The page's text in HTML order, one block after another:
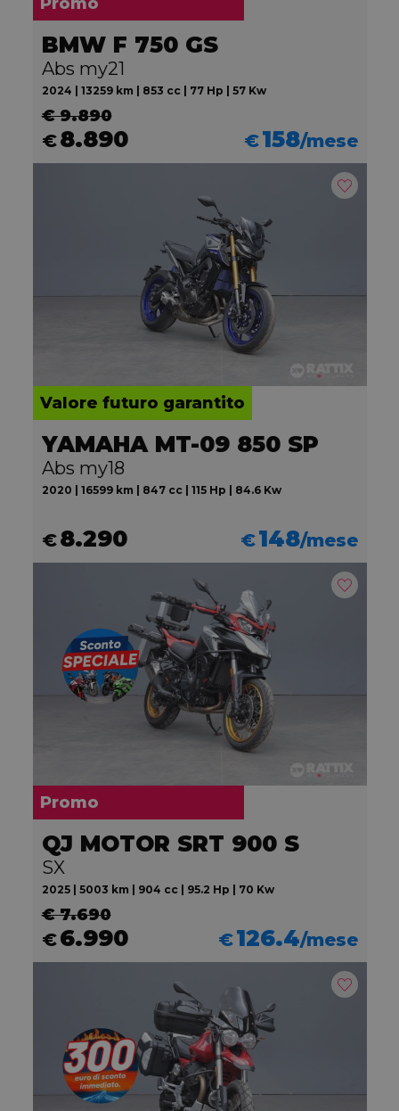
Promo
BMW F 750 GS
Abs my21
2024 | 13259 km | 853 cc | 77 Hp | 57 Kw
€ 9.890
€8.890 €158/mese
Valore futuro garantito
YAMAHA MT-09 850 SP
Abs my18
2020 | 16599 km | 847 cc | 115 Hp | 84.6 Kw
€8.290 €148/mese
Promo
QJ MOTOR SRT 900 S
SX
2025 | 5003 km | 904 cc | 95.2 Hp | 70 Kw
€ 7.690
€6.990 €126.4/mese